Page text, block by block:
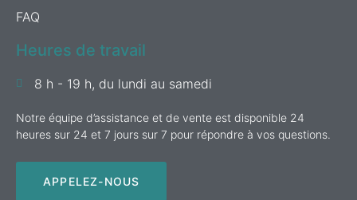
FAQ
Heures de travail
8 h - 19 h, du lundi au samedi
Notre équipe d’assistance et de vente est disponible 24
heures sur 24 et 7 jours sur 7 pour répondre à vos questions.
APPELEZ-NOUS